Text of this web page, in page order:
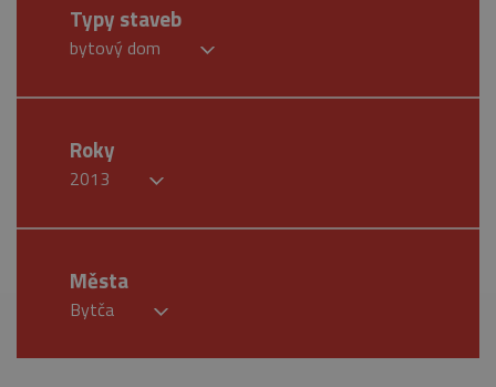
Typy staveb
bytový dom
Roky
2013
Města
Bytča